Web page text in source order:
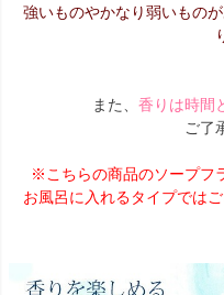
強いものやかなり弱いもの
また、 香りは時間
ご了
※こちらの商品のソープフ
お風呂に入れるタイプでは